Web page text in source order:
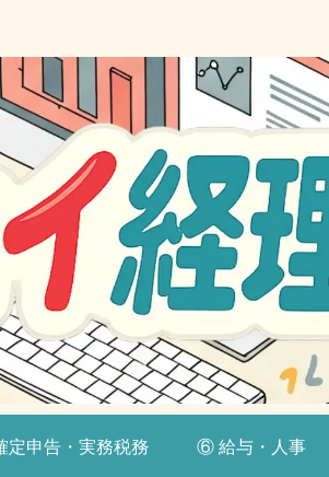
申告・実務税務 ⑥ 給与・人事